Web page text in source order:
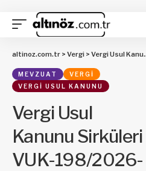
altinoz.com.tr > Vergi > Vergi Usul Kanunu
MEVZUAT
VERGI
VERGI USUL KANUNU
Vergi Usul
Kanunu Sirküleri
VUK-198/2026-